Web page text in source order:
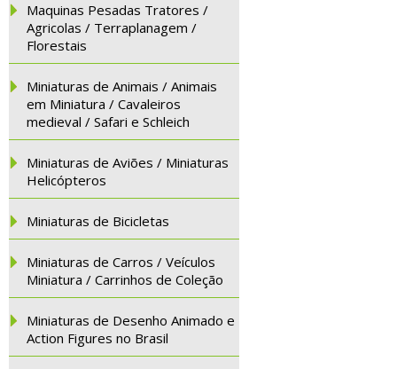
Maquinas Pesadas Tratores /
Agricolas / Terraplanagem /
Florestais
Miniaturas de Animais / Animais
em Miniatura / Cavaleiros
medieval / Safari e Schleich
Miniaturas de Aviões / Miniaturas
Helicópteros
Miniaturas de Bicicletas
Miniaturas de Carros / Veículos
Miniatura / Carrinhos de Coleção
Miniaturas de Desenho Animado e
Action Figures no Brasil